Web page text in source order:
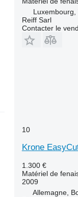
Luxembourg,
Reiff Sarl
Contacter le
10
Krone
1.300 €
Matériel de
2009
Allemagne,